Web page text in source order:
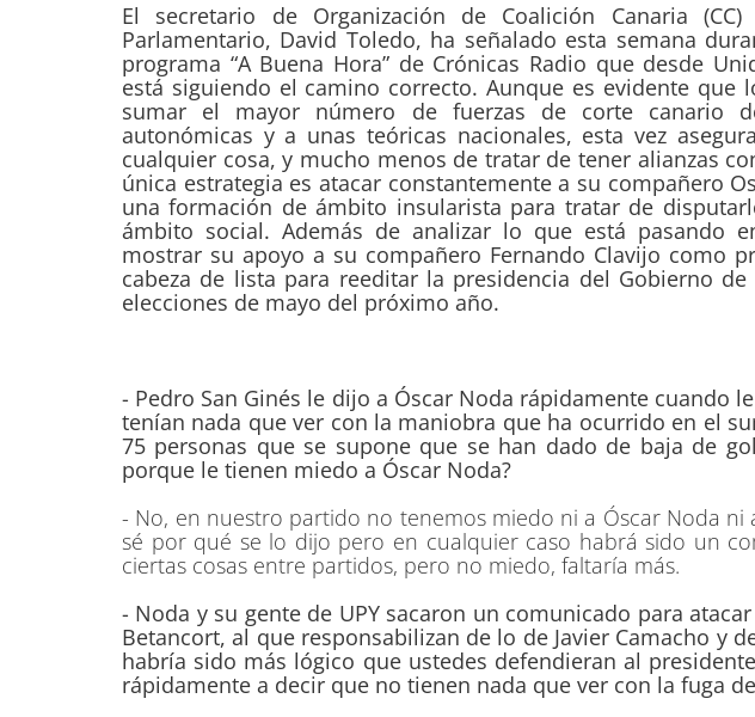
El secretario de Organización de Coalición Canaria
Parlamentario, David Toledo, ha señalado esta semana
programa “A Buena Hora” de Crónicas Radio que desde
está siguiendo el camino correcto. Aunque es evidente que
sumar el mayor número de fuerzas de corte canario
autonómicas y a unas teóricas nacionales, esta vez
cualquier cosa, y mucho menos de tratar de tener alianzas
única estrategia es atacar constantemente a su compañero
una formación de ámbito insularista para tratar de
ámbito social. Además de analizar lo que está pasando
mostrar su apoyo a su compañero Fernando Clavijo como
cabeza de lista para reeditar la presidencia del Gobierno
elecciones de mayo del próximo año.
- Pedro San Ginés le dijo a Óscar Noda rápidamente cuando
tenían nada que ver con la maniobra que ha ocurrido en el
75 personas que se supone que se han dado de baja de
porque le tienen miedo a Óscar Noda?
- No, en nuestro partido no tenemos miedo ni a Óscar Noda ni
sé por qué se lo dijo pero en cualquier caso habrá sido un
ciertas cosas entre partidos, pero no miedo, faltaría más.
- Noda y su gente de UPY sacaron un comunicado para
Betancort, al que responsabilizan de lo de Javier Camacho y
habría sido más lógico que ustedes defendieran al
rápidamente a decir que no tienen nada que ver con la fuga